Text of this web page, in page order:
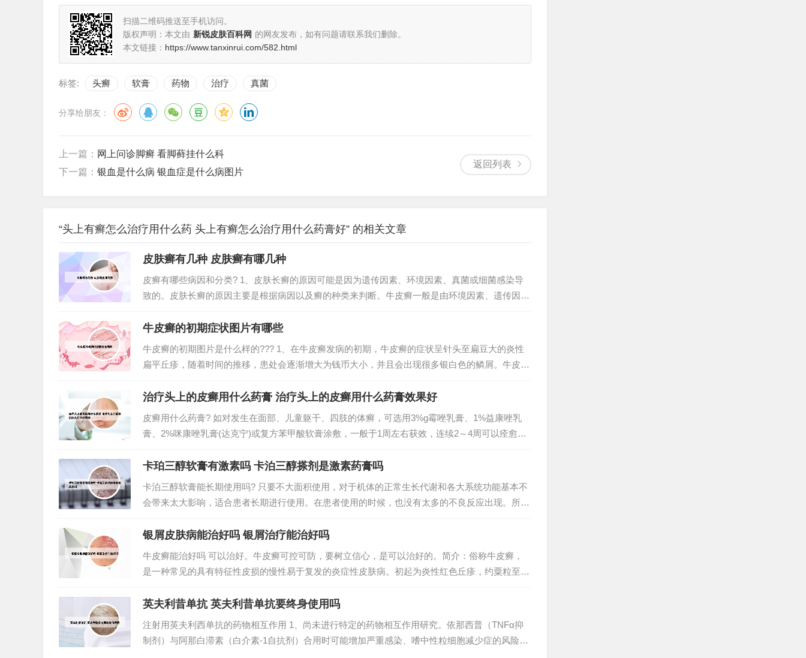
扫描二维码推送至手机访问。
版权声明：本文由 新锐皮肤百科网 的网友发布，如有问题请联系我们删除。
本文链接： https://www.tanxinrui.com/582.html
标签: 头癣 软膏 药物 治疗 真菌
分享给朋友：
返回列表
上一篇： 网上问诊脚癣 看脚藓挂什么科
下一篇： 银血是什么病 银血症是什么病图片
“头上有癣怎么治疗用什么药 头上有癣怎么治疗用什么药膏好” 的相关文章
皮肤癣有几种 皮肤癣有哪几种
皮癣有哪些病因和分类? 1、皮肤长癣的原因可能是因为遗传因素、环境因素、真菌或细菌感染导
致的。皮肤长癣的原因主要是根据病因以及癣的种类来判断。牛皮癣一般是由环境因素、遗传因
素、自身免疫导致的皮肤病。2、第牛皮癣，就是俗称的银屑病。银屑病是一种慢性炎症性皮肤
病，目前的病因不清楚，但研究认为银屑病的发生...
牛皮癣的初期症状图片有哪些
牛皮癣的初期图片是什么样的??? 1、在牛皮癣发病的初期，牛皮癣的症状呈针头至扁豆大的炎性
扁平丘疹，随着时间的推移，患处会逐渐增大为钱币大小，并且会出现很多银白色的鳞屑。牛皮癣
患者会继发红皮病型银屑病，有时会有少量渗液，附有湿性鳞屑。2、牛皮癣（Psoriasis)是一种常
见的慢性皮肤病，又称银屑病...
治疗头上的皮癣用什么药膏 治疗头上的皮癣用什么药膏效果好
皮癣用什么药膏? 如对发生在面部、儿童躯干、四肢的体癣，可选用3%g霉唑乳膏、1%益康唑乳
膏、2%咪康唑乳膏(达克宁)或复方苯甲酸软膏涂敷，一般于1周左右获效，连续2～4周可以痊愈。
所以在治疗上，主要就是采用内服或者是外用抗真菌药物进行治疗。其中抗真菌药物，外用药方面
常用的包括克霉唑软膏，益康唑软膏...
卡珀三醇软膏有激素吗 卡泊三醇搽剂是激素药膏吗
卡泊三醇软膏能长期使用吗? 只要不大面积使用，对于机体的正常生长代谢和各大系统功能基本不
会带来太大影响，适合患者长期进行使用。在患者使用的时候，也没有太多的不良反应出现。所
以，长期使用也是可以的。虽然说金迪银卡泊三醇软膏可以长期使用，但具体的情况还需要根据患
者病情、体质来判定，才能让药效发挥到更好的...
银屑皮肤病能治好吗 银屑治疗能治好吗
牛皮癣能治好吗 可以治好。牛皮癣可控可防，要树立信心，是可以治好的。简介：俗称牛皮癣，
是一种常见的具有特征性皮损的慢性易于复发的炎症性皮肤病。初起为炎性红色丘疹，约粟粒至绿
豆大小，以后逐渐扩大或融合成为棕红色斑块。牛皮癣无法彻底治好。牛皮癣（银屑病）产生的病
因都还是未知的，更别说根治，业内专家认为牛...
英夫利昔单抗 英夫利昔单抗要终身使用吗
注射用英夫利西单抗的药物相互作用 1、尚未进行特定的药物相互作用研究。依那西普（TNFα抑
制剂）与阿那白滞素（白介素-1自抗剂）合用时可能增加严重感染、嗜中性粒细胞减少症的风险，